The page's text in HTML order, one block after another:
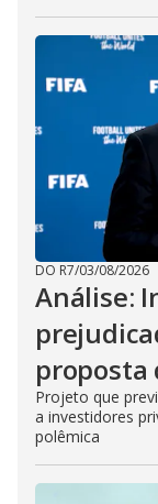
DO R7/03/08/2026
Análise:
proposta
Projeto que
a investidores
polêmica